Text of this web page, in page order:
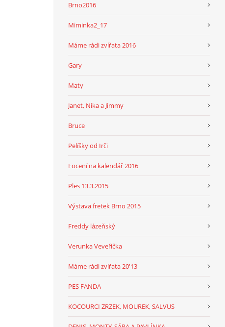
Brno2016
Miminka2_17
Máme rádi zvířata 2016
Gary
Maty
Janet, Nika a Jimmy
Bruce
Pelíšky od Irči
Focení na kalendář 2016
Ples 13.3.2015
Výstava fretek Brno 2015
Freddy lázeňský
Verunka Veveřička
Máme rádi zvířata 20'13
PES FANDA
KOCOURCI ZRZEK, MOUREK, SALVUS